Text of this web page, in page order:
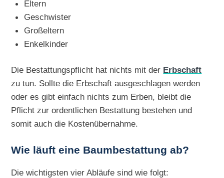
Eltern
Geschwister
Großeltern
Enkelkinder
Die Bestattungspflicht hat nichts mit der Erbschaft
zu tun. Sollte die Erbschaft ausgeschlagen werden
oder es gibt einfach nichts zum Erben, bleibt die
Pflicht zur ordentlichen Bestattung bestehen und
somit auch die Kostenübernahme.
Wie läuft eine Baumbestattung ab?
Die wichtigsten vier Abläufe sind wie folgt: